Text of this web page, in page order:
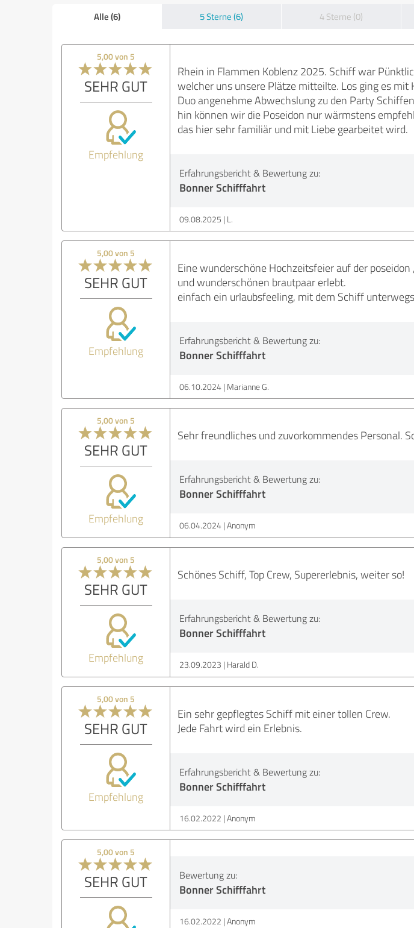
Alle (6) 5 Sterne (6) 4 Sterne (0)
5,00 von 5
SEHR GUT
Empfehlung
Rhein in Flammen Koblenz 2025. Schiff war
welcher uns unsere Plätze mitteilte. Los ging es
Duo angenehme Abwechslung zu den Party
hin können wir die Poseidon nur wärmstens
das hier sehr familiär und mit Liebe gearbeitet wird.
Erfahrungsbericht & Bewertung zu:
Bonner Schifffahrt
09.08.2025 L.
5,00 von 5
SEHR GUT
Empfehlung
Eine wunderschöne Hochzeitsfeier auf der
und wunderschönen brautpaar erlebt.
einfach ein urlaubsfeeling, mit dem Schiff
Erfahrungsbericht & Bewertung zu:
Bonner Schifffahrt
06.10.2024 Marianne G.
5,00 von 5
SEHR GUT
Empfehlung
Sehr freundliches und zuvorkommendes Personal.
Erfahrungsbericht & Bewertung zu:
Bonner Schifffahrt
06.04.2024 Anonym
5,00 von 5
SEHR GUT
Empfehlung
Schönes Schiff, Top Crew, Supererlebnis, weiter so!
Erfahrungsbericht & Bewertung zu:
Bonner Schifffahrt
23.09.2023 Harald D.
5,00 von 5
SEHR GUT
Empfehlung
Ein sehr gepflegtes Schiff mit einer tollen Crew.
Jede Fahrt wird ein Erlebnis.
Erfahrungsbericht & Bewertung zu:
Bonner Schifffahrt
16.02.2022 Anonym
5,00 von 5
SEHR GUT Bewertung zu:
Bonner Schifffahrt
16.02.2022 Anonym